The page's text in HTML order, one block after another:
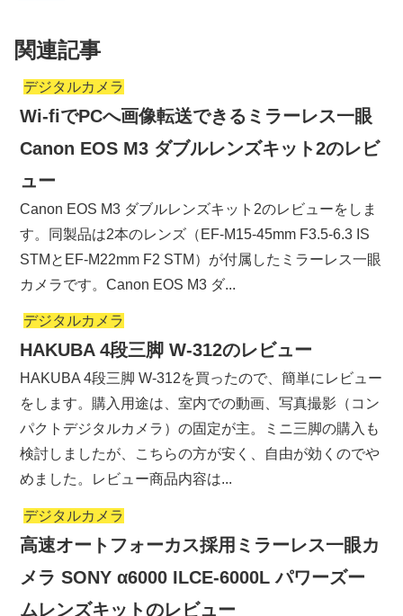
関連記事
デジタルカメラ
Wi-fiでPCへ画像転送できるミラーレス一眼
Canon EOS M3 ダブルレンズキット2のレビ
ュー
Canon EOS M3 ダブルレンズキット2のレビューをしま
す。同製品は2本のレンズ（EF-M15-45mm F3.5-6.3 IS
STMとEF-M22mm F2 STM）が付属したミラーレス一眼
カメラです。Canon EOS M3 ダ...
デジタルカメラ
HAKUBA 4段三脚 W-312のレビュー
HAKUBA 4段三脚 W-312を買ったので、簡単にレビュー
をします。購入用途は、室内での動画、写真撮影（コン
パクトデジタルカメラ）の固定が主。ミニ三脚の購入も
検討しましたが、こちらの方が安く、自由が効くのでや
めました。レビュー商品内容は...
デジタルカメラ
高速オートフォーカス採用ミラーレス一眼カ
メラ SONY α6000 ILCE-6000L パワーズー
ムレンズキットのレビュー